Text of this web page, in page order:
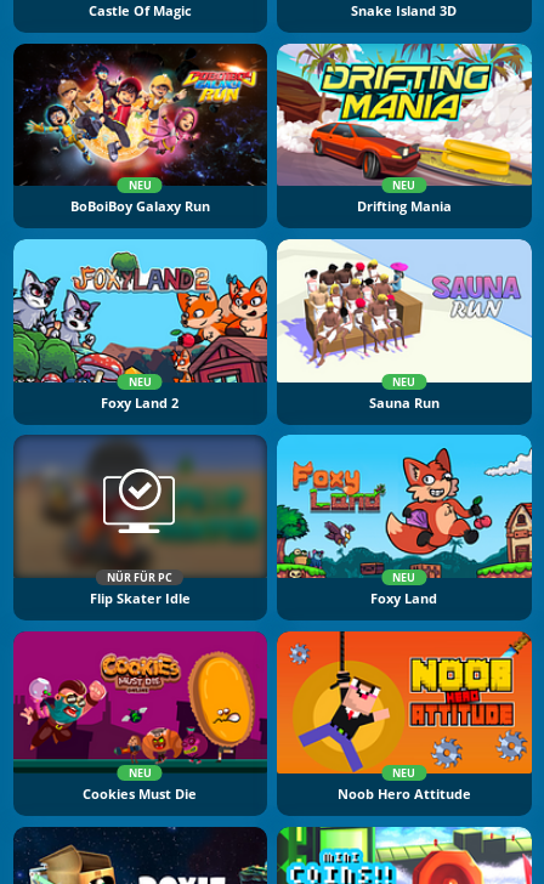
Castle Of Magic Snake Island 3D
NEU
BoBoiBoy Galaxy Run
NEU
Drifting Mania
NEU
Foxy Land 2
NEU
Sauna Run
NÜR FÜR PC
Flip Skater Idle
NEU
Foxy Land
NEU
Cookies Must Die
NEU
Noob Hero Attitude